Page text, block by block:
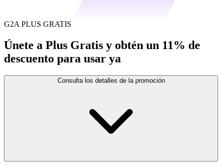
G2A PLUS GRATIS
Únete a Plus Gratis y obtén un 11% de
descuento para usar ya
Consulta los detalles de la promoción